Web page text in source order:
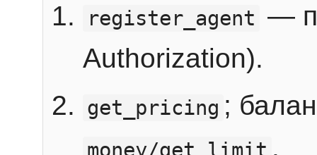
register_agent —
Authorization).
get_pricing ;
.